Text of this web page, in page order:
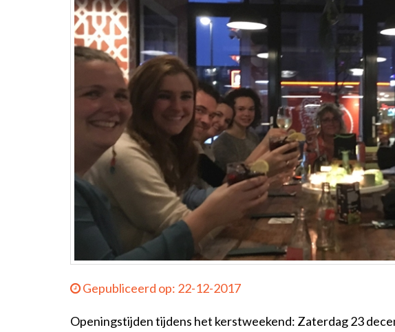
Gepubliceerd op: 22-12-2017
Openingstijden tijdens het kerstweekend: Zaterdag 23